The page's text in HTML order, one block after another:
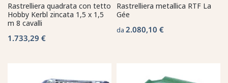
Rastrelliera quadrata con tetto
Hobby Kerbl zincata 1,5 x 1,5
m 8 cavalli
1.733,29 €
Rastrelliera metallica RTF La
Gée
da 2.080,10 €